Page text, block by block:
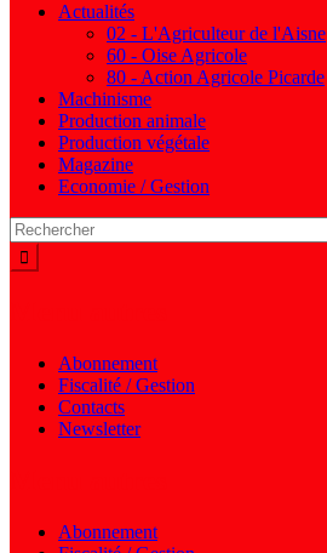
Actualités
02 - L'Agriculteur de l'Aisne
60 - Oise Agricole
80 - Action Agricole Picarde
Machinisme
Production animale
Production végétale
Magazine
Economie / Gestion
Abonnement
Fiscalité / Gestion
Contacts
Newsletter
Abonnement